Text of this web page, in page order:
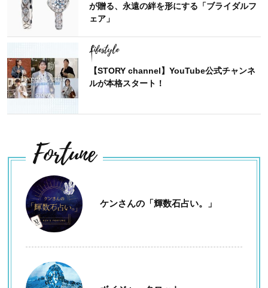
が贈る、永遠の絆を形にする「ブライダルフ
ェア」
Lifestyle
【STORY channel】YouTube公式チャンネ
ルが本格スタート！
Fortune
ケンさんの「輝数石占い。」